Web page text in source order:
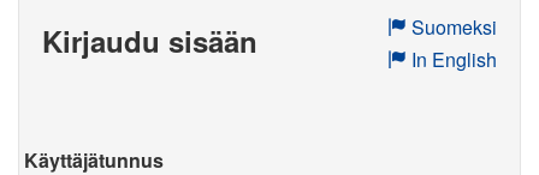
Suomeksi
In English
Kirjaudu sisään
Käyttäjätunnus